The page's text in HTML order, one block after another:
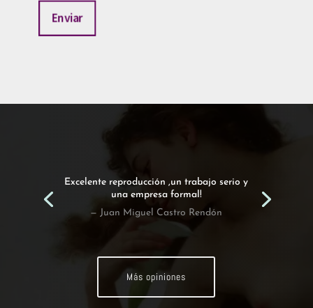
Enviar
Excelente reproducción ,un trabajo serio y
una empresa formal!
— Juan Miguel Castro Rendón
Más opiniones